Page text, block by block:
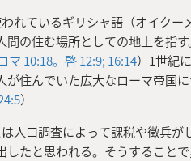
れているギリシャ語（オイクー
間の住む場所としての地上を指
マ 10:18。 啓 12:9; 16:14）1世紀
が住んでいた広大なローマ帝国
）
人口調査によって課税や徴兵が
したと思われる。そうすること